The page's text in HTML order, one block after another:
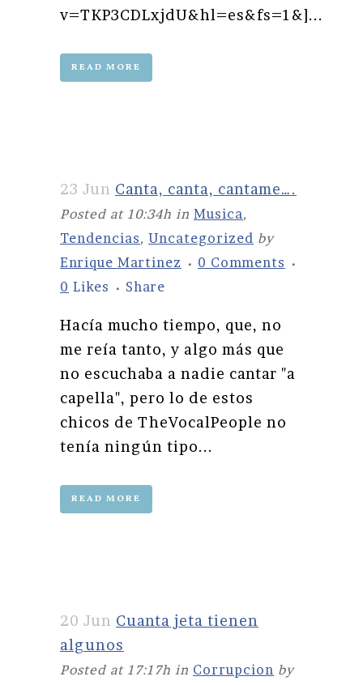
v=TKP3CDLxjdU&hl=es&fs=1&]...
READ MORE
23 Jun Canta, canta, cantame….
Posted at 10:34h in Musica,
Tendencias, Uncategorized by
Enrique Martinez
0 Comments
0 Likes Share
Hacía mucho tiempo, que, no
me reía tanto, y algo más que
no escuchaba a nadie cantar "a
capella", pero lo de estos
chicos de TheVocalPeople no
tenía ningún tipo...
READ MORE
20 Jun Cuanta jeta tienen
algunos
Posted at 17:17h in Corrupcion by